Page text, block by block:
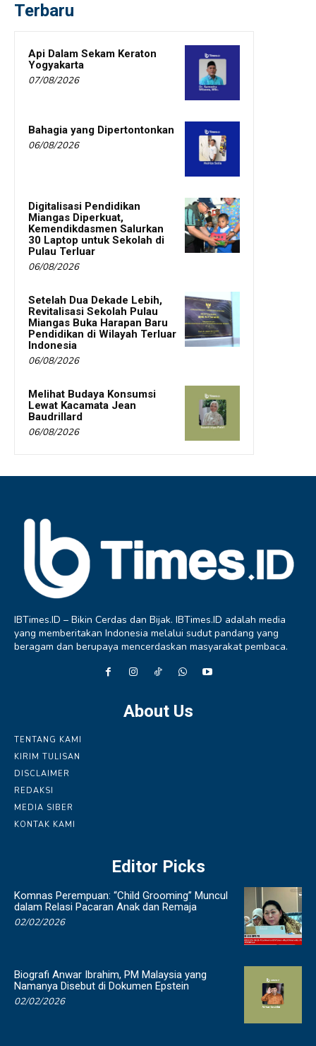
Terbaru
Api Dalam Sekam Keraton
Yogyakarta
07/08/2026
Bahagia yang Dipertontonkan
06/08/2026
Digitalisasi Pendidikan
Miangas Diperkuat,
Kemendikdasmen Salurkan
30 Laptop untuk Sekolah di
Pulau Terluar
06/08/2026
Setelah Dua Dekade Lebih,
Revitalisasi Sekolah Pulau
Miangas Buka Harapan Baru
Pendidikan di Wilayah Terluar
Indonesia
06/08/2026
Melihat Budaya Konsumsi
Lewat Kacamata Jean
Baudrillard
06/08/2026
IBTimes.ID – Bikin Cerdas dan Bijak. IBTimes.ID adalah media
yang memberitakan Indonesia melalui sudut pandang yang
beragam dan berupaya mencerdaskan masyarakat pembaca.
About Us
TENTANG KAMI
KIRIM TULISAN
DISCLAIMER
REDAKSI
MEDIA SIBER
KONTAK KAMI
Editor Picks
Komnas Perempuan: “Child Grooming” Muncul
dalam Relasi Pacaran Anak dan Remaja
02/02/2026
Biografi Anwar Ibrahim, PM Malaysia yang
Namanya Disebut di Dokumen Epstein
02/02/2026